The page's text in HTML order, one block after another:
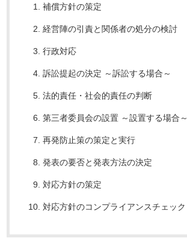
補償方針の策定
経営陣の引責と関係者の処分の検討
行政対応
訴訟提起の決定 ～訴訟する場合～
法的責任・社会的責任の判断
第三者委員会の設置 ～設置する場合～
再発防止策の策定と実行
発表の要否と発表方法の決定
対応方針の策定
対応方針のコンプライアンスチェック